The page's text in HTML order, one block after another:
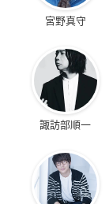
宮野真守
諏訪部順一